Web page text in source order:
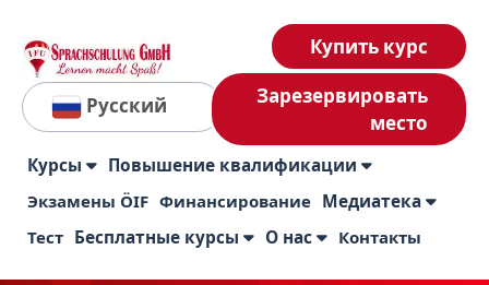
Русский
Купить курс
Зарезервировать
место
Курсы Повышение квалификации
Экзамены ÖIF Финансирование Медиатека
Тест Бесплатные курсы О нас Контакты